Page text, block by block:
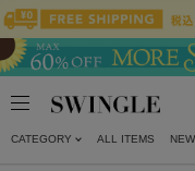
CATEGORY ALL ITEMS